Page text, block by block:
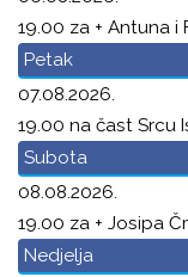
19.00 za + Antuna i
Petak
07.08.2026.
19.00 na čast Srcu
Subota
08.08.2026.
19.00 za + Josipa
Nedjelja